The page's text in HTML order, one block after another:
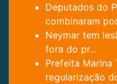
Deputados do
combinaram
Neymar tem
fora do pr...
Prefeita Marina
regularização